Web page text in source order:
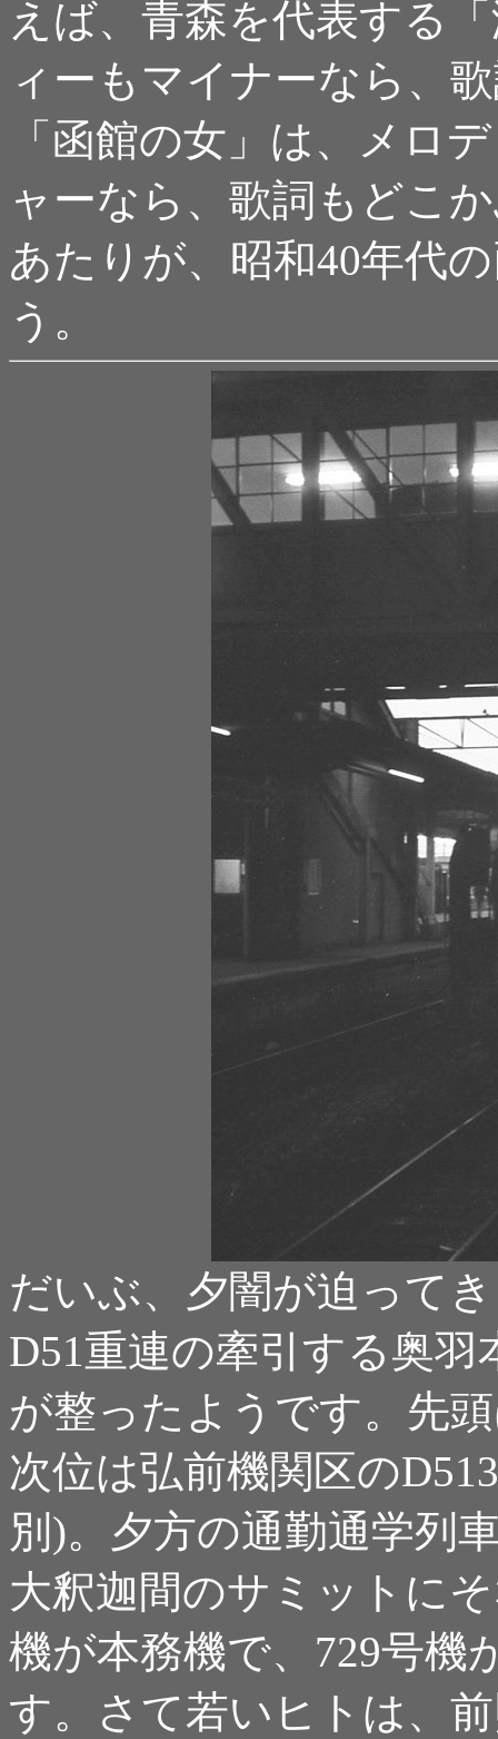
えば、青森を代表する
ィーもマイナーなら、
「函館の女」は、メロ
ャーなら、歌詞もどこ
あたりが、昭和40年代
う。
だいぶ、夕闇が迫って
D51重連の牽引する奥
が整ったようです。先
次位は弘前機関区の
別)。夕方の通勤通学列
大釈迦間のサミットに
機が本務機で、729号機
す。さて若いヒトは、